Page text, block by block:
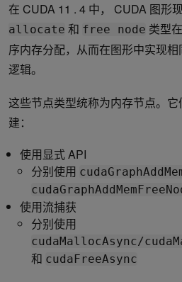
在 CUDA 11 . 4 中， CUDA 图形
allocate 和 free node 类型
序内存分配，从而在图形中实现
逻辑。
这些节点类型统称为内存节点。
建：
使用显式 API
分别使用
使用流捕获
分别使用
cudaMallocAsync/
和 cudaFreeAsync